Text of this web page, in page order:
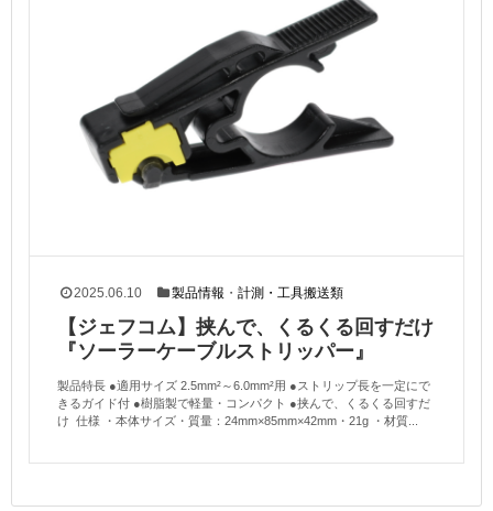
2025.06.10 製品情報 ・計測・工具搬送類
【ジェフコム】挟んで、くるくる回すだけ
『ソーラーケーブルストリッパー』
製品特長 ●適用サイズ 2.5mm²～6.0mm²用 ●ストリップ長を一定にで
きるガイド付 ●樹脂製で軽量・コンパクト ●挟んで、くるくる回すだ
け 仕様 ・本体サイズ・質量：24mm×85mm×42mm・21g ・材質...